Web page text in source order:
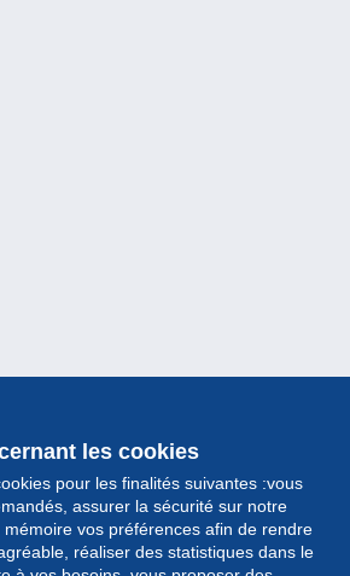
les cookies
pour les finalités suivantes :vous
assurer la sécurité sur notre
vos préférences afin de rendre
réaliser des statistiques dans le